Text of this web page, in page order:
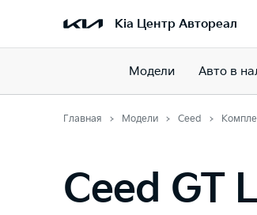
Kia Центр Автореал
Модели Авто в
Главная Модели Ceed
Ceed GT